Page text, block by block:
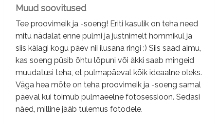
Muud soovitused
Tee proovimeik ja -soeng! Eriti kasulik on teha need
mitu nädalat enne pulmi ja justnimelt hommikul ja
siis käiagi kogu päev nii ilusana ringi :) Siis saad aimu,
kas soeng püsib õhtu lõpuni või äkki saab mingeid
muudatusi teha, et pulmapäeval kõik ideaalne oleks.
Väga hea mõte on teha proovimeik ja -soeng samal
päeval kui toimub pulmaeelne fotosessioon. Sedasi
näed, milline jääb tulemus fotodele.